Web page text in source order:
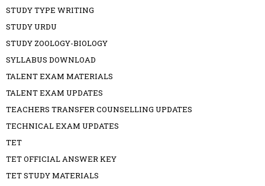
STUDY TYPE WRITING
STUDY URDU
STUDY ZOOLOGY-BIOLOGY
SYLLABUS DOWNLOAD
TALENT EXAM MATERIALS
TALENT EXAM UPDATES
TEACHERS TRANSFER COUNSELLING UPDATES
TECHNICAL EXAM UPDATES
TET
TET OFFICIAL ANSWER KEY
TET STUDY MATERIALS